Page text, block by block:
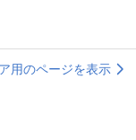
用のページを表示